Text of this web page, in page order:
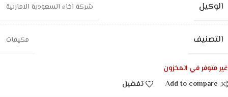
الوكيل شركة اخاء السعودية الامارتية
التصنيف مكيفات
غير متوفر في المخزون
Add to compare
تفضيل